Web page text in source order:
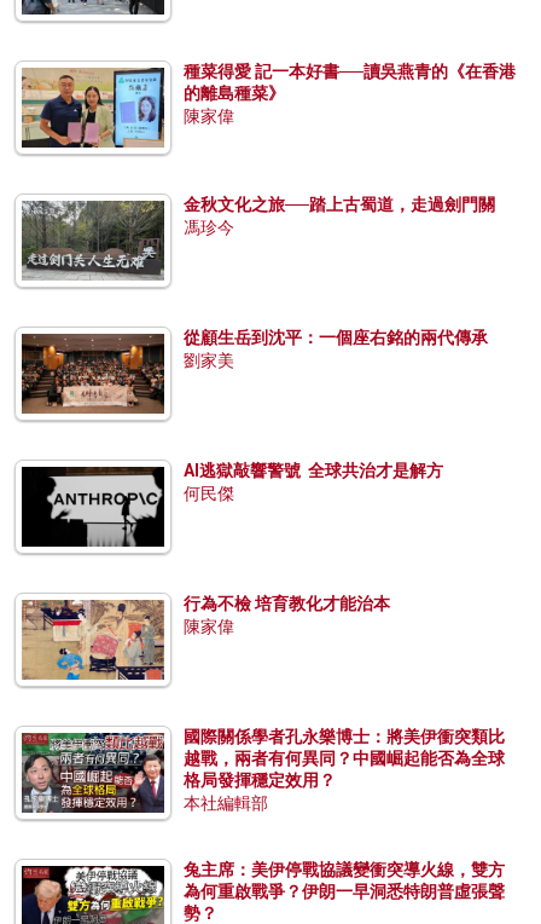
種菜得愛 記一本好書──讀吳燕青的《在香港
的離島種菜》
陳家偉
金秋文化之旅──踏上古蜀道，走過劍門關
馮珍今
從顧生岳到沈平：一個座右銘的兩代傳承
劉家美
AI逃獄敲響警號 全球共治才是解方
何民傑
行為不檢 培育教化才能治本
陳家偉
國際關係學者孔永樂博士：將美伊衝突類比
越戰，兩者有何異同？中國崛起能否為全球
格局發揮穩定效用？
本社編輯部
兔主席：美伊停戰協議變衝突導火線，雙方
為何重啟戰爭？伊朗一早洞悉特朗普虛張聲
勢？